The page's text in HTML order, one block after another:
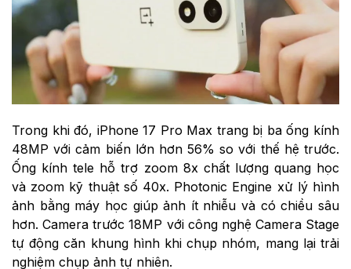
Trong khi đó, iPhone 17 Pro Max trang bị ba ống kính
48MP với cảm biến lớn hơn 56% so với thế hệ trước.
Ống kính tele hỗ trợ zoom 8x chất lượng quang học
và zoom kỹ thuật số 40x. Photonic Engine xử lý hình
ảnh bằng máy học giúp ảnh ít nhiễu và có chiều sâu
hơn. Camera trước 18MP với công nghệ Camera Stage
tự động căn khung hình khi chụp nhóm, mang lại trải
nghiệm chụp ảnh tự nhiên.